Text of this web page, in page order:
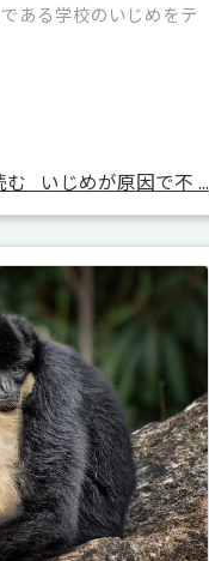
ある学校のいじめをテ
む いじめが原因で不 ...